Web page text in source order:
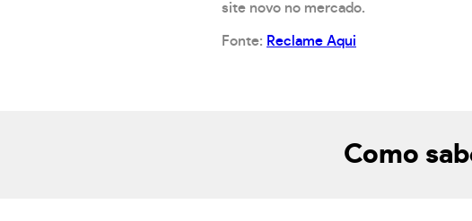
site novo no mercado.
Fonte: Reclame Aqui
Como